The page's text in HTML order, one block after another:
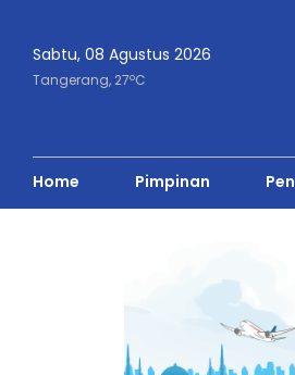
Sabtu, 08 Agustus 2026
Tangerang, 27oC
Home Pimpinan